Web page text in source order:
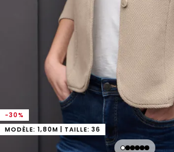
-30%
MODÈLE: 1,80M | TAILLE: 36